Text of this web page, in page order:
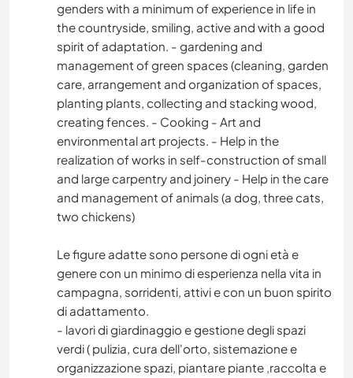
genders with a minimum of experience in life in
the countryside, smiling, active and with a good
spirit of adaptation. - gardening and
management of green spaces (cleaning, garden
care, arrangement and organization of spaces,
planting plants, collecting and stacking wood,
creating fences. - Cooking - Art and
environmental art projects. - Help in the
realization of works in self-construction of small
and large carpentry and joinery - Help in the care
and management of animals (a dog, three cats,
two chickens)
Le figure adatte sono persone di ogni età e
genere con un minimo di esperienza nella vita in
campagna, sorridenti, attivi e con un buon spirito
di adattamento.
- lavori di giardinaggio e gestione degli spazi
verdi ( pulizia, cura dell'orto, sistemazione e
organizzazione spazi, piantare piante ,raccolta e